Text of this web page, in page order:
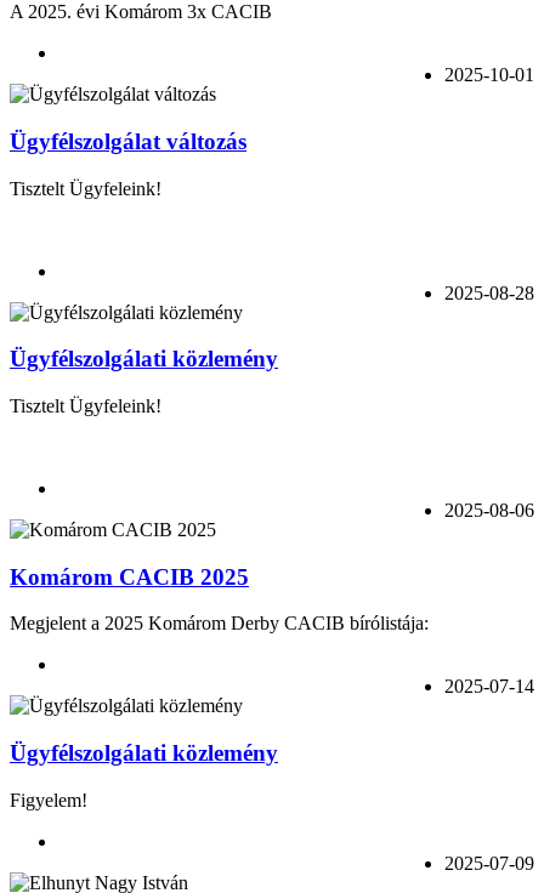
A 2025. évi Komárom 3x CACIB
2025-10-01
Ügyfélszolgálat változás
Tisztelt Ügyfeleink!
2025-08-28
Ügyfélszolgálati közlemény
Tisztelt Ügyfeleink!
2025-08-06
Komárom CACIB 2025
Megjelent a 2025 Komárom Derby CACIB bírólistája:
2025-07-14
Ügyfélszolgálati közlemény
Figyelem!
2025-07-09